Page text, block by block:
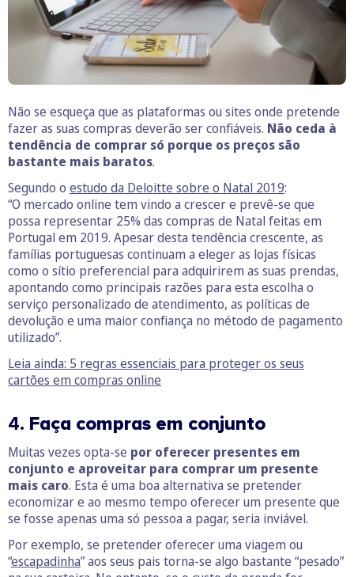
Não se esqueça que as plataformas ou sites onde pretende
fazer as suas compras deverão ser confiáveis. Não ceda à
tendência de comprar só porque os preços são
bastante mais baratos.
Segundo o estudo da Deloitte sobre o Natal 2019:
“O mercado online tem vindo a crescer e prevê-se que
possa representar 25% das compras de Natal feitas em
Portugal em 2019. Apesar desta tendência crescente, as
famílias portuguesas continuam a eleger as lojas físicas
como o sítio preferencial para adquirirem as suas prendas,
apontando como principais razões para esta escolha o
serviço personalizado de atendimento, as políticas de
devolução e uma maior confiança no método de pagamento
utilizado”.
Leia ainda: 5 regras essenciais para proteger os seus
cartões em compras online
4. Faça compras em conjunto
Muitas vezes opta-se por oferecer presentes em
conjunto e aproveitar para comprar um presente
mais caro. Esta é uma boa alternativa se pretender
economizar e ao mesmo tempo oferecer um presente que
se fosse apenas uma só pessoa a pagar, seria inviável.
Por exemplo, se pretender oferecer uma viagem ou
“escapadinha” aos seus pais torna-se algo bastante “pesado”